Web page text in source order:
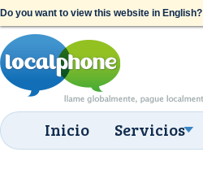
Do you want to view this website in English?
Inicio Servicios